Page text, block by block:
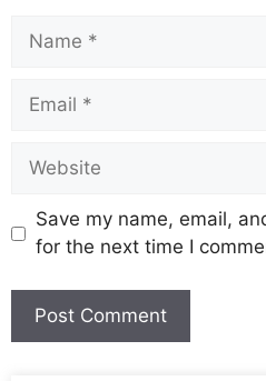
Save my name, email,
for the next time I